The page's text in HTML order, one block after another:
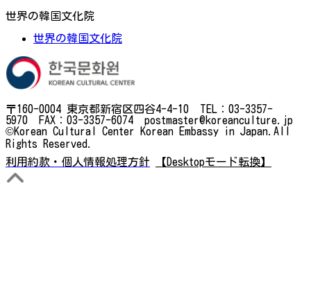
世界の韓国文化院
世界の韓国文化院
〒160-0004 東京都新宿区四谷4-4-10 TEL：03-3357-
5970 FAX：03-3357-6074 postmaster@koreanculture.jp
©Korean Cultural Center Korean Embassy in Japan.All
Rights Reserved.
利用約款・個人情報処理方針
【Desktopモード転換】